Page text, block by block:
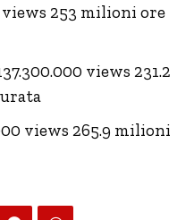
views 253 milioni ore
views 231.2
views 265.9 milioni